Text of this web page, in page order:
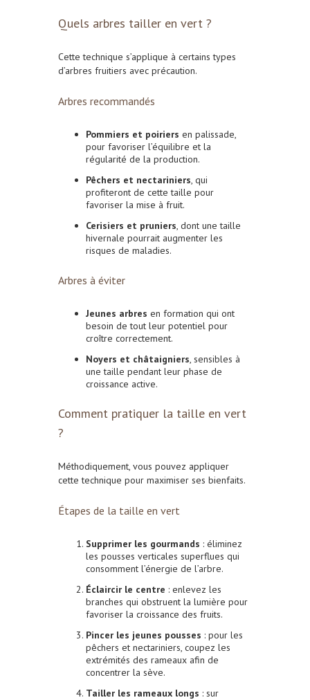
Quels arbres tailler en vert ?
Cette technique s’applique à certains types
d’arbres fruitiers avec précaution.
Arbres recommandés
Pommiers et poiriers en palissade,
pour favoriser l’équilibre et la
régularité de la production.
Pêchers et nectariniers, qui
profiteront de cette taille pour
favoriser la mise à fruit.
Cerisiers et pruniers, dont une taille
hivernale pourrait augmenter les
risques de maladies.
Arbres à éviter
Jeunes arbres en formation qui ont
besoin de tout leur potentiel pour
croître correctement.
Noyers et châtaigniers, sensibles à
une taille pendant leur phase de
croissance active.
Comment pratiquer la taille en vert
?
Méthodiquement, vous pouvez appliquer
cette technique pour maximiser ses bienfaits.
Étapes de la taille en vert
Supprimer les gourmands : éliminez
les pousses verticales superflues qui
consomment l’énergie de l’arbre.
Éclaircir le centre : enlevez les
branches qui obstruent la lumière pour
favoriser la croissance des fruits.
Pincer les jeunes pousses : pour les
pêchers et nectariniers, coupez les
extrémités des rameaux afin de
concentrer la sève.
Tailler les rameaux longs : sur